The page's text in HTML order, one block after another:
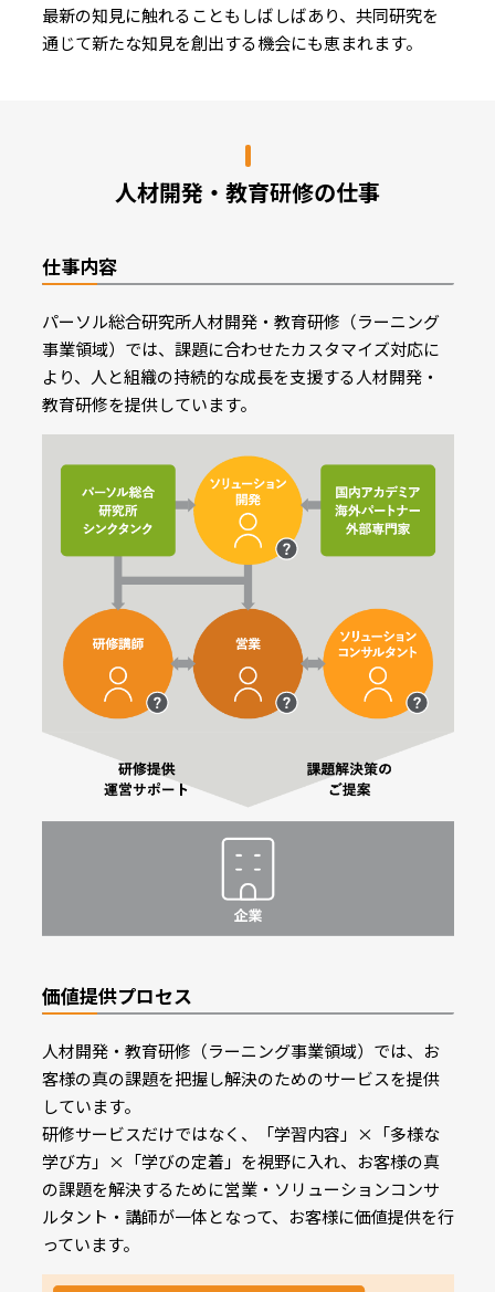
最新の知見に触れることもしばしばあり、共同研究を
通じて新たな知見を創出する機会にも恵まれます。
人材開発・教育研修の仕事
仕事内容
パーソル総合研究所人材開発・教育研修（ラーニング
事業領域）では、課題に合わせたカスタマイズ対応に
より、人と組織の持続的な成長を支援する人材開発・
教育研修を提供しています。
価値提供プロセス
人材開発・教育研修（ラーニング事業領域）では、お
客様の真の課題を把握し解決のためのサービスを提供
しています。
研修サービスだけではなく、「学習内容」×「多様な
学び方」×「学びの定着」を視野に入れ、お客様の真
の課題を解決するために営業・ソリューションコンサ
ルタント・講師が一体となって、お客様に価値提供を行
っています。